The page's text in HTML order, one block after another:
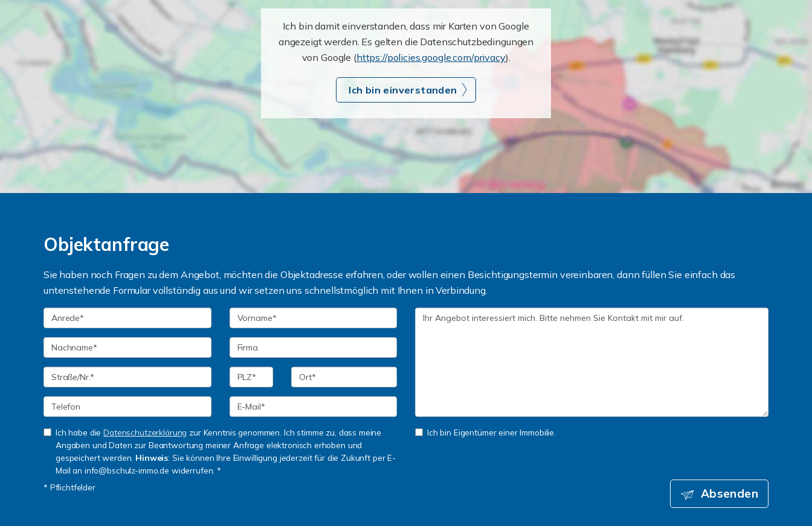
Ich bin damit einverstanden, dass mir Karten von Google
angezeigt werden. Es gelten die Datenschutzbedingungen
von Google (https://policies.google.com/privacy).
Ich bin einverstanden
Objektanfrage
Sie haben noch Fragen zu dem Angebot, möchten die Objektadresse erfahren, oder wollen einen Besichtigungstermin vereinbaren, dann füllen Sie einfach das
untenstehende Formular vollständig aus und wir setzen uns schnellstmöglich mit Ihnen in Verbindung.
Ich habe dieDatenschutzerklärung zur Kenntnis genommen. Ich stimme zu, dass meine
Angaben und Daten zur Beantwortung meiner Anfrage elektronisch erhoben und
gespeichert werden. Hinweis: Sie können Ihre Einwilligung jederzeit für die Zukunft per E-
Mail an info@bschulz-immo.de widerrufen. *
Ich bin Eigentümer einer Immobilie.
* Pflichtfelder Absenden